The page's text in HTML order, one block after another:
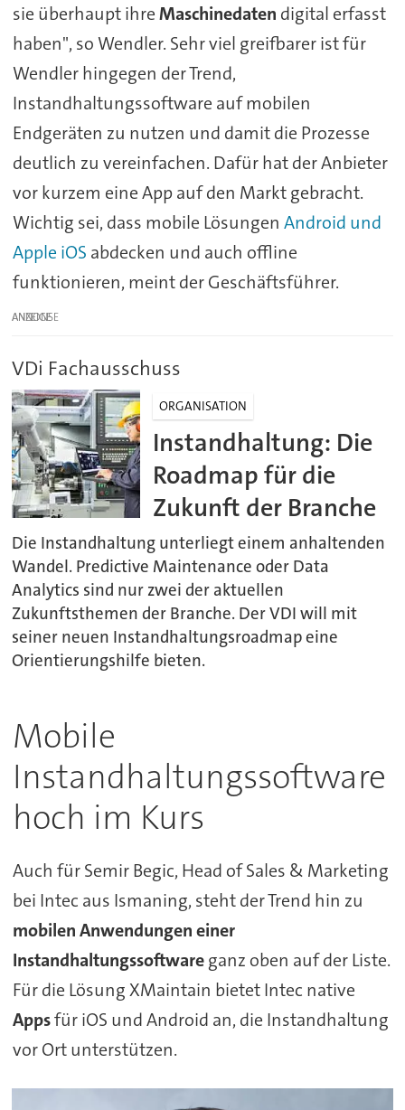
sie überhaupt ihreMaschinedaten digital erfasst
haben", so Wendler. Sehr viel greifbarer ist für
Wendler hingegen der Trend,
Instandhaltungssoftware auf mobilen
Endgeräten zu nutzen und damit die Prozesse
deutlich zu vereinfachen. Dafür hat der Anbieter
vor kurzem eine App auf den Markt gebracht.
Wichtig sei, dass mobile Lösungen Android und
Apple iOS abdecken und auch offline
funktionieren, meint der Geschäftsführer.
ANZEIGE
VDi Fachausschuss
ORGANISATION
Instandhaltung: Die
Roadmap für die
Zukunft der Branche
Die Instandhaltung unterliegt einem anhaltenden
Wandel. Predictive Maintenance oder Data
Analytics sind nur zwei der aktuellen
Zukunftsthemen der Branche. Der VDI will mit
seiner neuen Instandhaltungsroadmap eine
Orientierungshilfe bieten.
Mobile
Instandhaltungssoftware
hoch im Kurs
Auch für Semir Begic, Head of Sales & Marketing
bei Intec aus Ismaning, steht der Trend hin zu
mobilen Anwendungen einer
Instandhaltungssoftwareganz oben auf der Liste.
Für die Lösung XMaintain bietet Intec native
Appsfür iOS und Android an, die Instandhaltung
vor Ort unterstützen.